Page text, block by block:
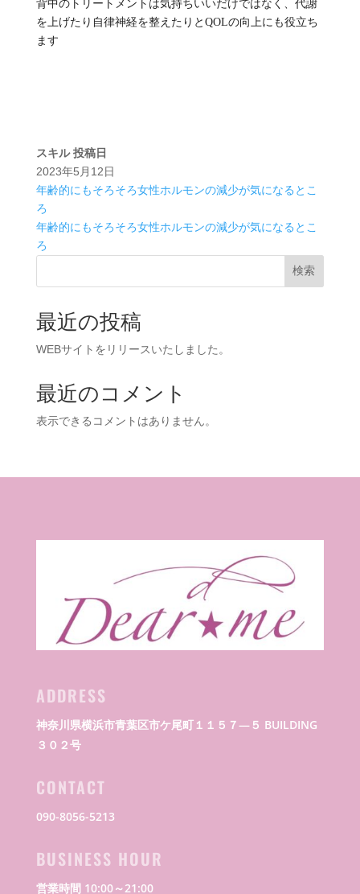
背中のトリートメントは気持ちいいだけではなく、代謝
を上げたり自律神経を整えたりとQOLの向上にも役立ち
ます
スキル 投稿日
2023年5月12日
年齢的にもそろそろ女性ホルモンの減少が気になるとこ
ろ
年齢的にもそろそろ女性ホルモンの減少が気になるとこ
ろ
検索
最近の投稿
WEBサイトをリリースいたしました。
最近のコメント
表示できるコメントはありません。
ADDRESS
神奈川県横浜市青葉区市ケ尾町１１５７―５ BUILDING
３０２号
CONTACT
090-8056-5213
BUSINESS HOUR
営業時間 10:00～21:00